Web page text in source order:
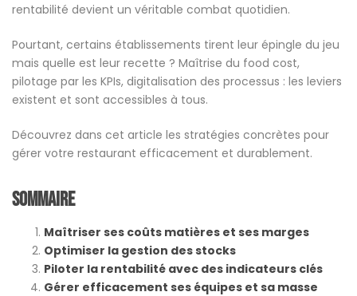
rentabilité devient un véritable combat quotidien.
Pourtant, certains établissements tirent leur épingle du jeu
mais quelle est leur recette ? Maîtrise du food cost,
pilotage par les KPIs, digitalisation des processus : les leviers
existent et sont accessibles à tous.
Découvrez dans cet article les stratégies concrètes pour
gérer votre restaurant efficacement et durablement.
Sommaire
Maîtriser ses coûts matières et ses marges
Optimiser la gestion des stocks
Piloter la rentabilité avec des indicateurs clés
Gérer efficacement ses équipes et sa masse